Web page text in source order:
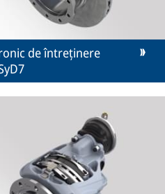
de întreținere